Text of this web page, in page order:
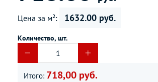
Цена за м²: 1632.00 руб.
Количество, шт.
Итого: 718,00 руб.